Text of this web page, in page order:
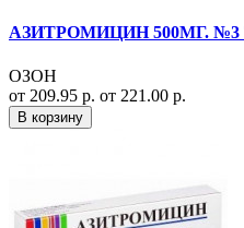
АЗИТРОМИЦИН 500МГ.
ОЗОН
от 209.95 р. от 221.00 р.
В корзину